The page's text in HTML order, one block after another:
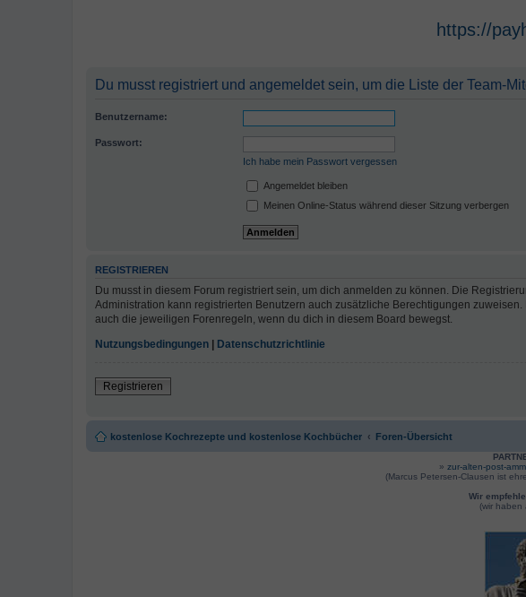
https://
Du musst registriert und angemeldet sein, um die Liste der Team-
Benutzername:
Passwort:
Ich habe mein Passwort vergessen
Angemeldet bleiben
Meinen Online-Status während dieser Sitzung verbergen
REGISTRIEREN
Du musst in diesem Forum registriert sein, um dich anmelden zu können. Die
Administration kann registrierten Benutzern auch zusätzliche Berechtigungen
auch die jeweiligen Forenregeln, wenn du dich in diesem Board bewegst.
Nutzungsbedingungen
Datenschutzrichtlinie
Registrieren
kostenlose Kochrezepte und kostenlose Kochbücher Foren-Übersicht
» zur-alten-post-
(Marcus Petersen-Clausen ist
Wir
(wir haben